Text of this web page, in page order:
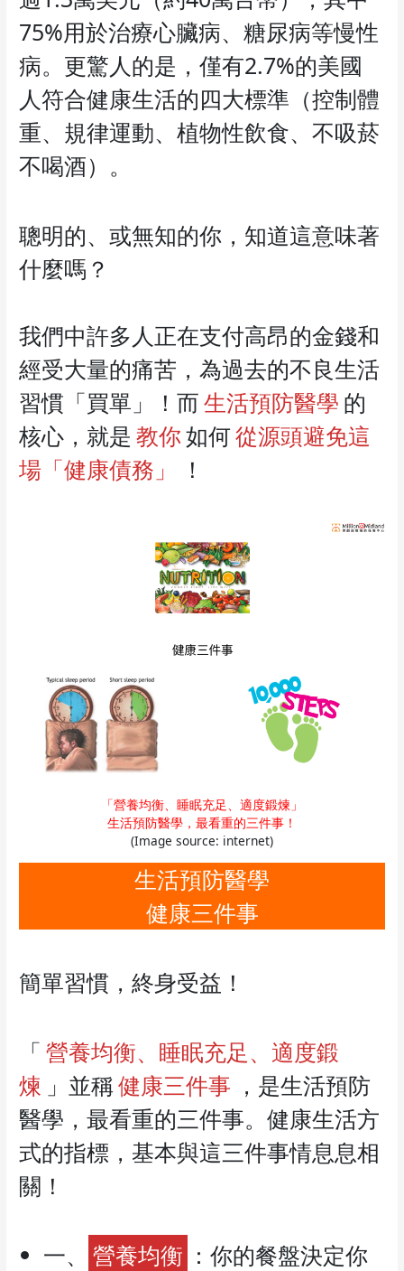
75%用於治療心臟病、糖尿病等慢性
病。更驚人的是，僅有2.7%的美國
人符合健康生活的四大標準（控制體
重、規律運動、植物性飲食、不吸菸
不喝酒）。
聰明的、或無知的你，知道這意味著
什麼嗎？
我們中許多人正在支付高昂的金錢和
經受大量的痛苦，為過去的不良生活
習慣「買單」！而生活預防醫學 的
核心，就是 教你如何從源頭避免這
場「健康債務」
！
「營養均衡、睡眠充足、適度鍛煉」
生活預防醫學，最看重的三件事！
(Image source: internet)
生活預防醫學
健康三件事
簡單習慣，終身受益！
「 營養均衡、睡眠充足、適度鍛
煉 」並稱健康三件事 ，是生活預防
醫學，最看重的三件事。健康生活方
式的指標，基本與這三件事情息息相
關！
一、 營養均衡 ：你的餐盤決定你